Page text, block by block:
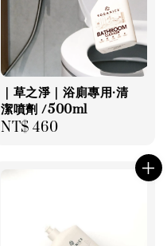
｜草之淨｜浴廁專用·清
潔噴劑 /500ml
Regular
NT$ 460